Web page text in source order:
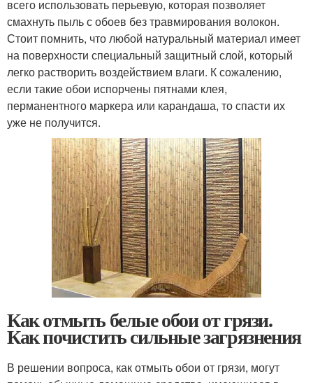
всего использовать перьевую, которая позволяет
смахнуть пыль с обоев без травмирования волокон.
Стоит помнить, что любой натуральный материал имеет
на поверхности специальный защитный слой, который
легко растворить воздействием влаги. К сожалению,
если такие обои испорчены пятнами клея,
перманентного маркера или карандаша, то спасти их
уже не получится.
Как отмыть белые обои от грязи.
Как почистить сильные загрязнения
В решении вопроса, как отмыть обои от грязи, могут